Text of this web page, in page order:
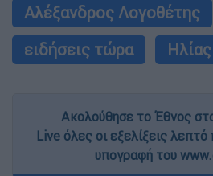
Αλέξανδρος Λογοθέτης
ειδήσεις τώρα
Ακολούθησε το Έθνος
Live όλες οι εξελίξεις
υπογραφή του